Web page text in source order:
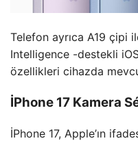
Telefon ayrıca A19 çipi
Intelligence -destekli
özellikleri cihazda
İPhone 17 Kamera
İPhone 17, Apple’ın